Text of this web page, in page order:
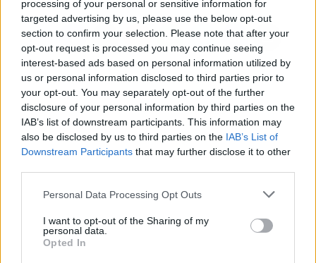
processing of your personal or sensitive information for
targeted advertising by us, please use the below opt-out
section to confirm your selection. Please note that after your
opt-out request is processed you may continue seeing
interest-based ads based on personal information utilized by
us or personal information disclosed to third parties prior to
your opt-out. You may separately opt-out of the further
disclosure of your personal information by third parties on the
IAB’s list of downstream participants. This information may
also be disclosed by us to third parties on the IAB’s List of
Downstream Participants that may further disclose it to other
Personal Data Processing Opt Outs
I want to opt-out of the Sharing of my
personal data.
Opted In